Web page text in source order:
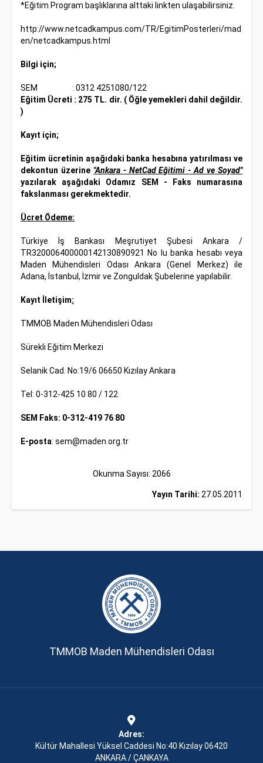
*Eğitim Program başlıklarına alttaki linkten ulaşabilirsiniz.
http://www.netcadkampus.com/TR/EgitimPosterleri/mad
en/netcadkampus.html
Bilgi için;
SEM
: 0312 4251080/122
Eğitim Ücreti : 275 TL. dir. ( Öğle yemekleri dahil değildir.
)
Kayıt için;
Eğitim ücretinin aşağıdaki banka hesabına yatırılması ve
dekontun üzerine "Ankara - NetCad Eğitimi - Ad ve Soyad"
yazılarak aşağıdaki Odamız SEM - Faks numarasına
fakslanması gerekmektedir.
Ücret Ödeme:
Türkiye İş Bankası Meşrutiyet Şubesi Ankara /
TR320006400000142130890921 No lu banka hesabı veya
Maden Mühendisleri Odası Ankara (Genel Merkez) ile
Adana, İstanbul, İzmir ve Zonguldak Şubelerine yapılabilir.
Kayıt İletişim:
TMMOB Maden Mühendisleri Odası
Sürekli Eğitim Merkezi
Selanik Cad. No:19/6 06650 Kızılay Ankara
Tel: 0-312-425 10 80 / 122
SEM Faks: 0-312-419 76 80
E-posta: sem@maden.org.tr
Okunma Sayısı: 2066
Yayın Tarihi: 27.05.2011
TMMOB Maden Mühendisleri Odası
Adres:
Kültür Mahallesi Yüksel Caddesi No:40 Kızılay 06420
ANKARA / ÇANKAYA